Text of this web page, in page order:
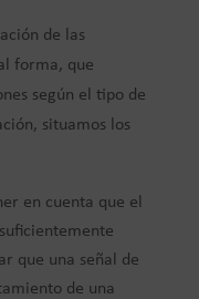
de las
forma, que
según el tipo de
situamos los
en cuenta que el
que una señal de
de una